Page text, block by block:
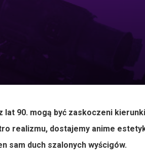
lat 90. mogą być zaskoczeni
realizmu, dostajemy anime
sam duch szalonych wyścigów.